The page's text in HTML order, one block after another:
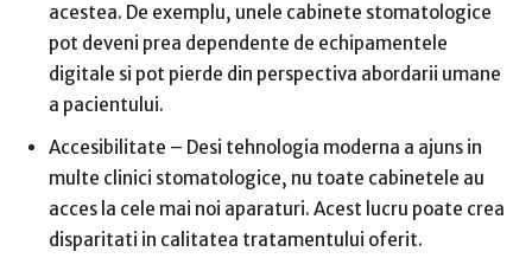
acestea. De exemplu, unele cabinete stomatologice
pot deveni prea dependente de echipamentele
digitale si pot pierde din perspectiva abordarii umane
a pacientului.
Accesibilitate – Desi tehnologia moderna a ajuns in
multe clinici stomatologice, nu toate cabinetele au
acces la cele mai noi aparaturi. Acest lucru poate crea
disparitati in calitatea tratamentului oferit.